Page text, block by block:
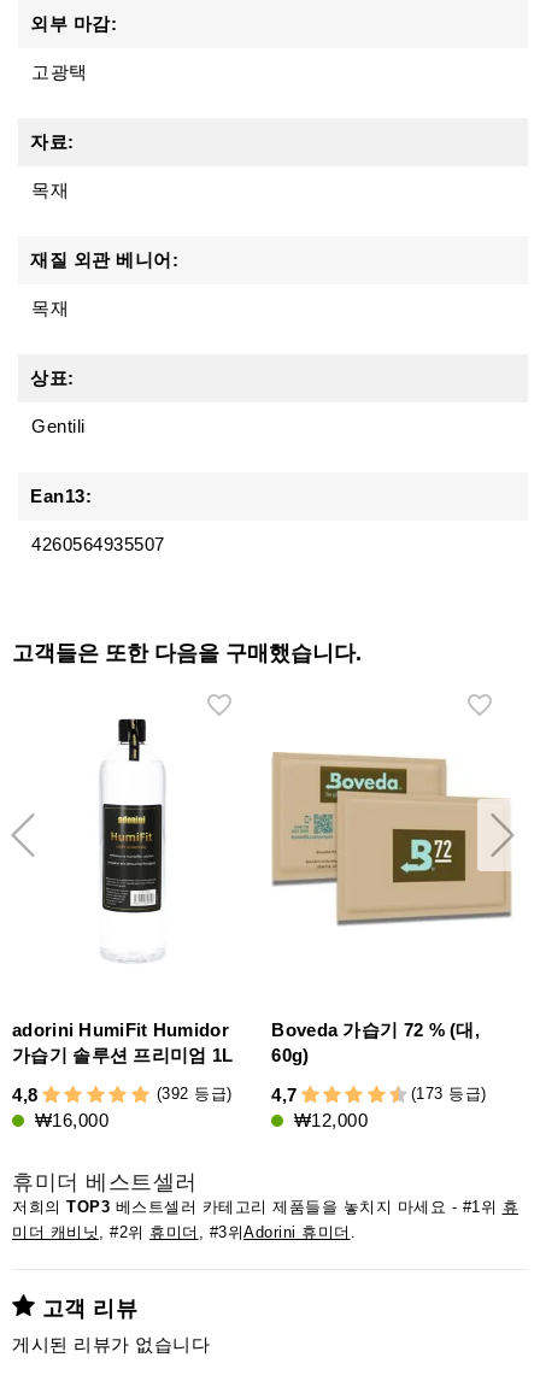
외부 마감:
고광택
자료:
목재
재질 외관 베니어:
목재
상표:
Gentili
Ean13:
4260564935507
고객들은 또한 다음을 구매했습니다.
adorini HumiFit Humidor
가습기 솔루션 프리미엄 1L
4,8
(392 등급)
₩16,000
Boveda 가습기 72 % (대,
60g)
4,7
(173 등급)
₩12,000
휴미더 베스트셀러
저희의 TOP3 베스트셀러 카테고리 제품들을 놓치지 마세요 - #1위 휴
미더 캐비닛 , #2위 휴미더 , #3위Adorini 휴미더 .
고객 리뷰
게시된 리뷰가 없습니다